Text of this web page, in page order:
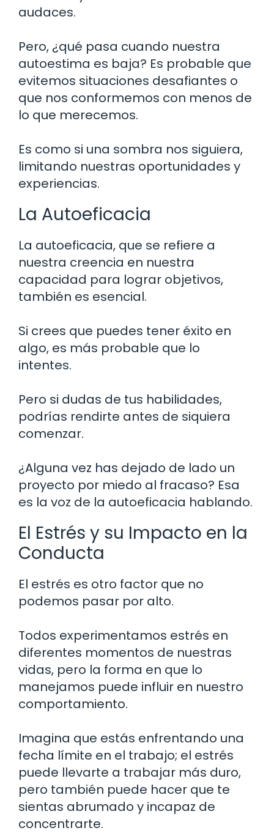
audaces.
Pero, ¿qué pasa cuando nuestra
autoestima es baja? Es probable que
evitemos situaciones desafiantes o
que nos conformemos con menos de
lo que merecemos.
Es como si una sombra nos siguiera,
limitando nuestras oportunidades y
experiencias.
La Autoeficacia
La autoeficacia, que se refiere a
nuestra creencia en nuestra
capacidad para lograr objetivos,
también es esencial.
Si crees que puedes tener éxito en
algo, es más probable que lo
intentes.
Pero si dudas de tus habilidades,
podrías rendirte antes de siquiera
comenzar.
¿Alguna vez has dejado de lado un
proyecto por miedo al fracaso? Esa
es la voz de la autoeficacia hablando.
El Estrés y su Impacto en la
Conducta
El estrés es otro factor que no
podemos pasar por alto.
Todos experimentamos estrés en
diferentes momentos de nuestras
vidas, pero la forma en que lo
manejamos puede influir en nuestro
comportamiento.
Imagina que estás enfrentando una
fecha límite en el trabajo; el estrés
puede llevarte a trabajar más duro,
pero también puede hacer que te
sientas abrumado y incapaz de
concentrarte.